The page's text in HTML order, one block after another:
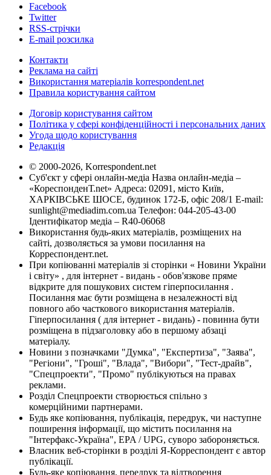
Facebook
Twitter
RSS-стрічки
E-mail розсилка
Контакти
Реклама на сайті
Використання матеріалів korrespondent.net
Правила користування сайтом
Договір користування сайтом
Політика у сфері конфіденційності і персональних даних
Угода щодо користування
Редакція
© 2000-2026, Korrespondent.net
Суб'єкт у сфері онлайн-медіа Назва онлайн-медіа –
«КореспонденТ.net» Адреса: 02091, місто Київ,
ХАРКІВСЬКЕ ШОСЕ, будинок 172-Б, офіс 208/1 E-mail:
sunlight@mediadim.com.ua Телефон: 044-205-43-00
Ідентифікатор медіа – R40-06068
Використання будь-яких матеріалів, розміщених на
сайті, дозволяється за умови посилання на
Корреспондент.net.
При копіюванні матеріалів зі сторінки « Новини України
і світу» , для інтернет - видань - обов'язкове пряме
відкрите для пошукових систем гіперпосилання .
Посилання має бути розміщена в незалежності від
повного або часткового використання матеріалів.
Гіперпосилання ( для інтернет - видань) - повинна бути
розміщена в підзаголовку або в першому абзаці
матеріалу.
Новини з позначками "Думка", "Експертиза", "Заява",
"Регіони", "Гроші", "Влада", "Вибори", "Тест-драйв",
"Спецпроекти", "Промо" публікуються на правах
реклами.
Розділ Спецпроекти створюється спільно з
комерційними партнерами.
Будь яке копіювання, публікація, передрук, чи наступне
поширення інформації, що містить посилання на
"Інтерфакс-Україна", EPA / UPG, суворо забороняється.
Власник веб-сторінки в розділі Я-Корреспондент є автор
публікації.
Будь-яке копіювання, передрук та відтворення